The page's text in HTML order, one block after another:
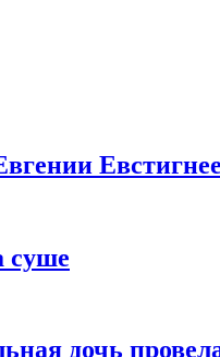
суше
дочь